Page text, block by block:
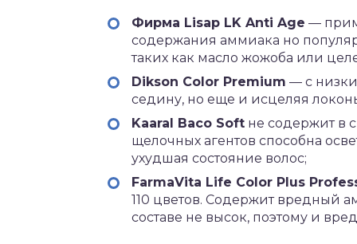
Фирма Lisap LK Anti Age —
содержания аммиака но
таких как масло жожоба или
Dikson Color Premium — с
седину, но еще и исцеляя
Kaaral Baco Soft не содержит в
щелочных агентов способна
ухудшая состояние волос;
FarmaVita Life Color Plus
110 цветов. Содержит вредный
составе не высок, поэтому и